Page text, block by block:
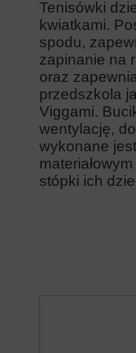
Tenisówki
kwiatkami.
spodu,
zapinanie na
oraz
przedszkola
Viggami.
wentylację,
wykonane
stópki ich